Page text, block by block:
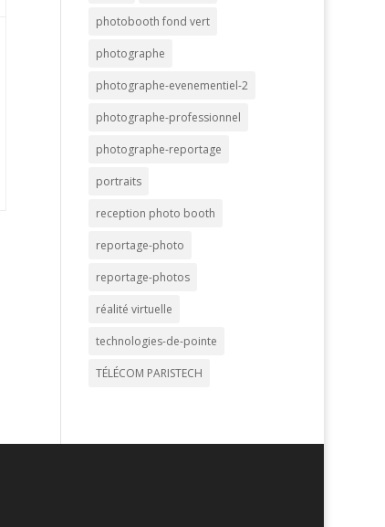
photobooth fond vert
photographe
photographe-evenementiel-2
photographe-professionnel
photographe-reportage
portraits
reception photo booth
reportage-photo
reportage-photos
réalité virtuelle
technologies-de-pointe
TÉLÉCOM PARISTECH